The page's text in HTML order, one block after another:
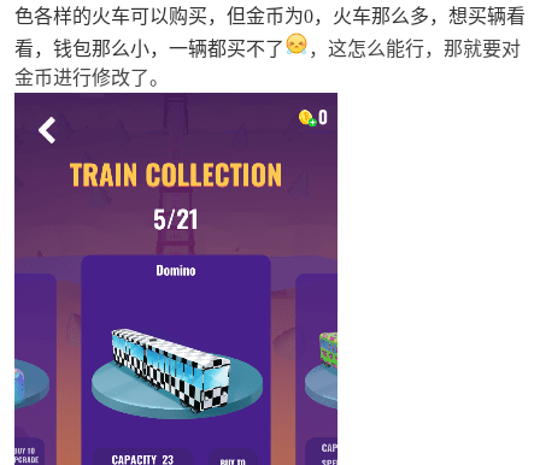
色各样的火车可以购买，但金币为0，火车那么多，想买辆看
看，钱包那么小，一辆都买不了
，这怎么能行，那就要对
金币进行修改了。